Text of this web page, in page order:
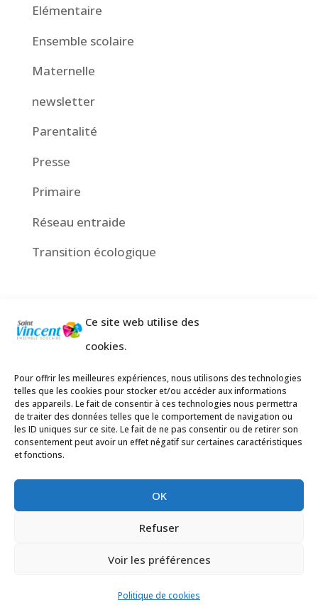
Ce site web utilise des
cookies.
Pour offrir les meilleures expériences, nous utilisons des technologies
telles que les cookies pour stocker et/ou accéder aux informations
des appareils. Le fait de consentir à ces technologies nous permettra
de traiter des données telles que le comportement de navigation ou
les ID uniques sur ce site. Le fait de ne pas consentir ou de retirer son
consentement peut avoir un effet négatif sur certaines caractéristiques
et fonctions.
OK
Refuser
Voir les préférences
Politique de cookies
Elémentaire
Ensemble scolaire
Maternelle
newsletter
Parentalité
Presse
Primaire
Réseau entraide
Transition écologique
Adresses:
Ecole primaire de la Plage,8 rue des
Jasmins 64700 Hendaye
Téléphone05 59 20 67 28
Libération 64700 Hendaye
Téléphone 05 59 48 89 00